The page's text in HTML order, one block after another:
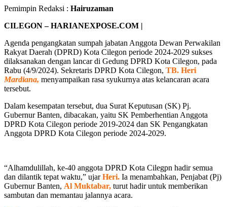
Pemimpin Redaksi : Hairuzaman
CILEGON – HARIANEXPOSE.COM |
Agenda pengangkatan sumpah jabatan Anggota Dewan Perwakilan
Rakyat Daerah (DPRD) Kota Cilegon periode 2024-2029 sukses
dilaksanakan dengan lancar di Gedung DPRD Kota Cilegon, pada
Rabu (4/9/2024). Sekretaris DPRD Kota Cilegon, TB. Heri
Mardiana, menyampaikan rasa syukurnya atas kelancaran acara
tersebut.
Dalam kesempatan tersebut, dua Surat Keputusan (SK) Pj.
Gubernur Banten, dibacakan, yaitu SK Pemberhentian Anggota
DPRD Kota Cilegon periode 2019-2024 dan SK Pengangkatan
Anggota DPRD Kota Cilegon periode 2024-2029.
“Alhamdulillah, ke-40 anggota DPRD Kota Cilegpn hadir semua
dan dilantik tepat waktu,” ujarHeri. Ia menambahkan, Penjabat (Pj)
GubernurBanten, Al Muktabar, turut hadir untuk memberikan
sambutan dan memantau jalannya acara.